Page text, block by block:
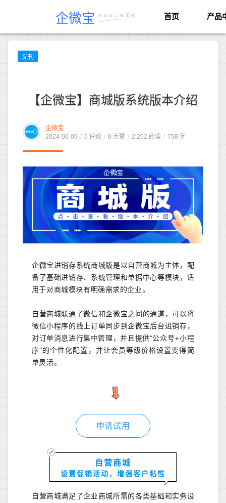
企微宝 首页 产品
文刊
【企微宝】商城版系统版本介绍
企微宝
2024-06-05 / 0 评论 / 0 点赞 / 2,202 阅读 / 758 字
企微宝进销存系统商城版是以自营商城为主体，配
备了基础进销存、系统管理和单据中心等模块，适
用于对商城模块有明确需求的企业。
自营商城联通了微信和企微宝之间的通道，可以将
微信小程序的线上订单同步到企微宝后台进销存，
对订单消息进行集中管理，并且提供“公众号+小程
序”的个性化配置，并让会员等级价格设置变得简
单灵活。
申请试用
自营商城
设置促销活动，增强客户粘性
自营商城满足了企业商城所需的各类基础和实务设